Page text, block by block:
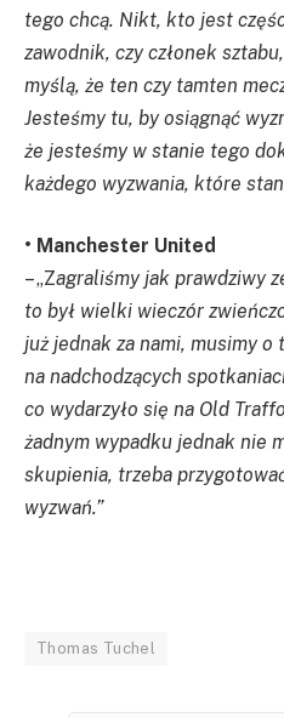
tego chcą. Nikt, kto jest
zawodnik, czy członek
myślą, że ten czy tamten
Jesteśmy tu, by osiągnąć
że jesteśmy w stanie tego
każdego wyzwania, które
• Manchester United
– „Zagraliśmy jak prawdziwy
to był wielki wieczór
już jednak za nami, musimy
na nadchodzących
co wydarzyło się na Old
żadnym wypadku jednak nie
skupienia, trzeba
wyzwań.”
Thomas Tuchel